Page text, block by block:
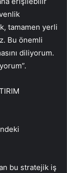
tamamen yerli
Bu önemli
diliyorum.
bu stratejik iş